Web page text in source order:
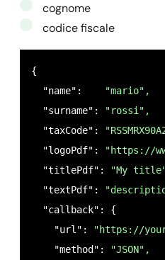
cognome
codice fiscale
{
  "name":
"mario",
  "surname":
"rossi",
  "taxCode":
  "logoPdf":
"https://
  "titlePdf":
"My
  "textPdf":
  "callback": {
    "url":
"https://
    "method":
"JSON",